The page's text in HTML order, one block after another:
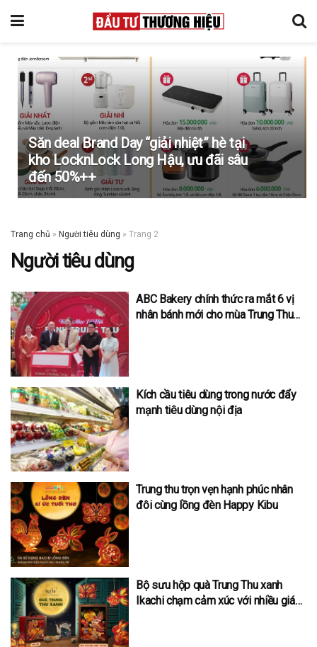
Săn deal Brand Day “giải nhiệt” hè tại
kho LocknLock Long Hậu, ưu đãi sâu
đến 50%++
Trang chủ » Người tiêu dùng » Trang 2
Người tiêu dùng
ABC Bakery chính thức ra mắt 6 vị
nhân bánh mới cho mùa Trung Thu
Kích cầu tiêu dùng trong nước đẩy
mạnh tiêu dùng nội địa
Trung thu trọn vẹn hạnh phúc nhân
đôi cùng lồng đèn Happy Kibu
Bộ sưu hộp quà Trung Thu xanh
Ikachi chạm cảm xúc với nhiều giá